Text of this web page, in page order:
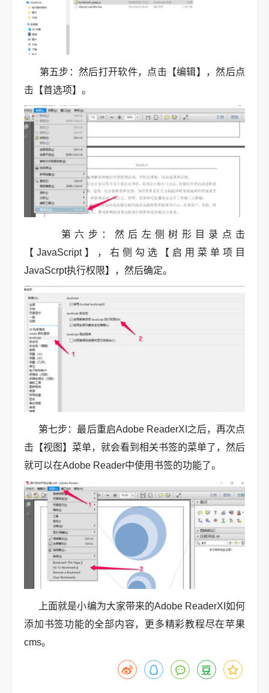
第五步：然后打开软件，点击【编辑】，然后点
击【首选项】。
第六步：然后左侧树形目录点击
【JavaScript】，右侧勾选【启用菜单项目
JavaScrpt执行权限】，然后确定。
第七步：最后重启Adobe ReaderXI之后，再次点
击【视图】菜单，就会看到相关书签的菜单了，然后
就可以在Adobe Reader中使用书签的功能了。
上面就是小编为大家带来的Adobe ReaderXI如何
添加书签功能的全部内容，更多精彩教程尽在苹果
cms。